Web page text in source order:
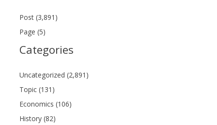
Post (3,891)
Page (5)
Categories
Uncategorized (2,891)
Topic (131)
Economics (106)
History (82)